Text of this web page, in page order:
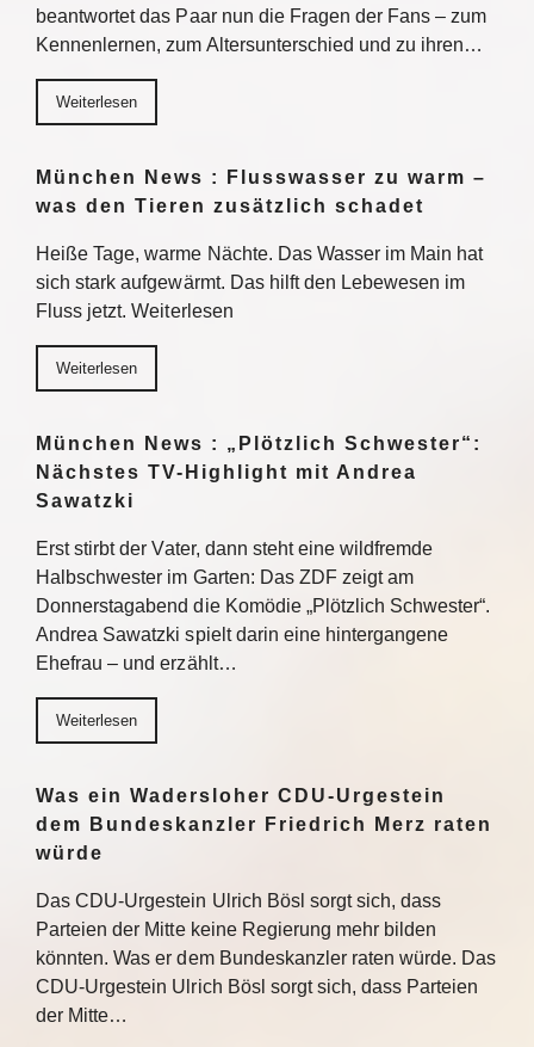
beantwortet das Paar nun die Fragen der Fans – zum
Kennenlernen, zum Altersunterschied und zu ihren…
Weiterlesen
München News : Flusswasser zu warm –
was den Tieren zusätzlich schadet
Heiße Tage, warme Nächte. Das Wasser im Main hat
sich stark aufgewärmt. Das hilft den Lebewesen im
Fluss jetzt. Weiterlesen
Weiterlesen
München News : „Plötzlich Schwester“:
Nächstes TV-Highlight mit Andrea
Sawatzki
Erst stirbt der Vater, dann steht eine wildfremde
Halbschwester im Garten: Das ZDF zeigt am
Donnerstagabend die Komödie „Plötzlich Schwester“.
Andrea Sawatzki spielt darin eine hintergangene
Ehefrau – und erzählt…
Weiterlesen
Was ein Wadersloher CDU-Urgestein
dem Bundeskanzler Friedrich Merz raten
würde
Das CDU-Urgestein Ulrich Bösl sorgt sich, dass
Parteien der Mitte keine Regierung mehr bilden
könnten. Was er dem Bundeskanzler raten würde. Das
CDU-Urgestein Ulrich Bösl sorgt sich, dass Parteien
der Mitte…